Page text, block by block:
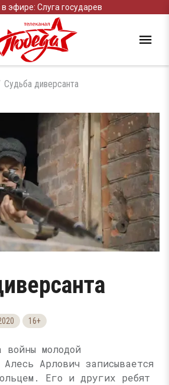
эфире: Слуга государев
Судьба диверсанта
16+
войны молодой
Алесь Арлович записывается
Его и других ребят